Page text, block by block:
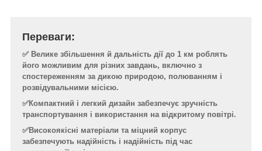
Переваги:
✅ Велике збільшення й дальність дії до 1 км роблять
його можливим для різних завдань, включно з
спостереженням за дикою природою, полюванням і
розвідувальними місією.
✅Компактний і легкий дизайн забезпечує зручність
транспортування і використання на відкритому повітрі.
✅Високоякісні матеріали та міцний корпус
забезпечують надійність і надійність під час